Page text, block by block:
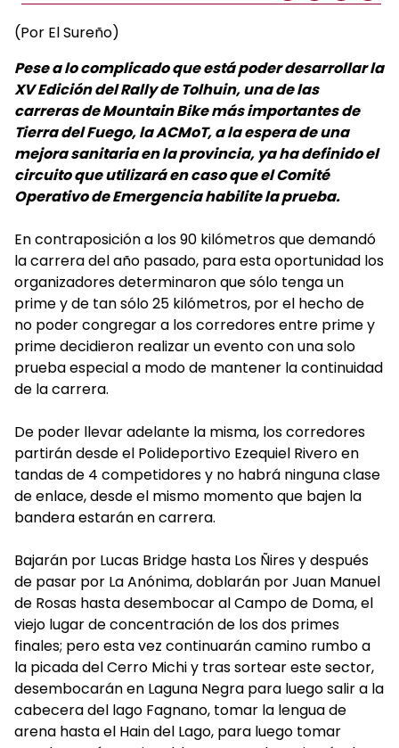
(Por El Sureño)
Pese a lo complicado que está poder desarrollar la
XV Edición del Rally de Tolhuin, una de las
carreras de Mountain Bike más importantes de
Tierra del Fuego, la ACMoT, a la espera de una
mejora sanitaria en la provincia, ya ha definido el
circuito que utilizará en caso que el Comité
Operativo de Emergencia habilite la prueba.
En contraposición a los 90 kilómetros que demandó
la carrera del año pasado, para esta oportunidad los
organizadores determinaron que sólo tenga un
prime y de tan sólo 25 kilómetros, por el hecho de
no poder congregar a los corredores entre prime y
prime decidieron realizar un evento con una solo
prueba especial a modo de mantener la continuidad
de la carrera.
De poder llevar adelante la misma, los corredores
partirán desde el Polideportivo Ezequiel Rivero en
tandas de 4 competidores y no habrá ninguna clase
de enlace, desde el mismo momento que bajen la
bandera estarán en carrera.
Bajarán por Lucas Bridge hasta Los Ñires y después
de pasar por La Anónima, doblarán por Juan Manuel
de Rosas hasta desembocar al Campo de Doma, el
viejo lugar de concentración de los dos primes
finales; pero esta vez continuarán camino rumbo a
la picada del Cerro Michi y tras sortear este sector,
desembocarán en Laguna Negra para luego salir a la
cabecera del lago Fagnano, tomar la lengua de
arena hasta el Hain del Lago, para luego tomar